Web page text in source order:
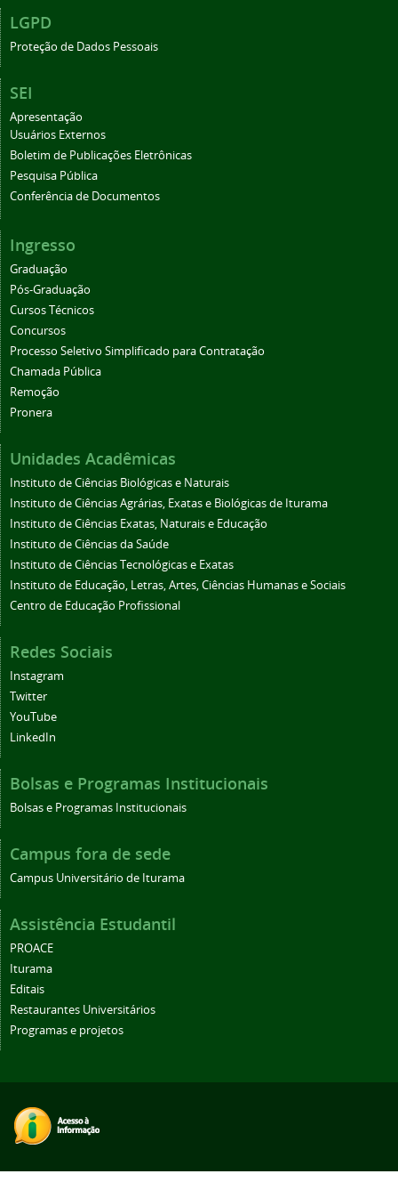
LGPD
Proteção de Dados Pessoais
SEI
Apresentação
Usuários Externos
Boletim de Publicações Eletrônicas
Pesquisa Pública
Conferência de Documentos
Ingresso
Graduação
Pós-Graduação
Cursos Técnicos
Concursos
Processo Seletivo Simplificado para Contratação
Chamada Pública
Remoção
Pronera
Unidades Acadêmicas
Instituto de Ciências Biológicas e Naturais
Instituto de Ciências Agrárias, Exatas e Biológicas de Iturama
Instituto de Ciências Exatas, Naturais e Educação
Instituto de Ciências da Saúde
Instituto de Ciências Tecnológicas e Exatas
Instituto de Educação, Letras, Artes, Ciências Humanas e Sociais
Centro de Educação Profissional
Redes Sociais
Instagram
Twitter
YouTube
LinkedIn
Bolsas e Programas Institucionais
Bolsas e Programas Institucionais
Campus fora de sede
Campus Universitário de Iturama
Assistência Estudantil
PROACE
Iturama
Editais
Restaurantes Universitários
Programas e projetos